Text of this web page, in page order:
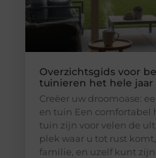
Overzichtsgids voor
tuinieren het hele jaar
Creëer uw droomoase:
en tuin Een comfortabel
tuin zijn voor velen de
plek waar u tot rust
familie, en uzelf kunt